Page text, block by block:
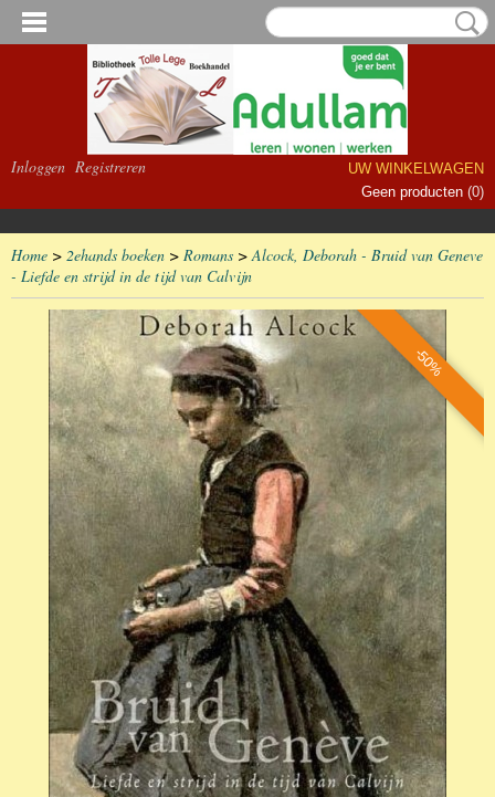
Inloggen Registreren
UW WINKELWAGEN
Geen producten (0)
Home > 2ehands boeken > Romans >Alcock, Deborah - Bruid van Geneve
- Liefde en strijd in de tijd van Calvijn
-50%